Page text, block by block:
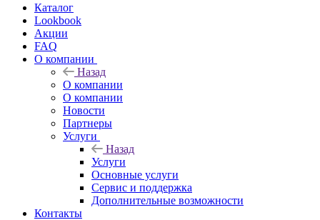
Каталог
Lookbook
Акции
FAQ
О компании
Назад
О компании
О компании
Новости
Партнеры
Услуги
Назад
Услуги
Основные услуги
Сервис и поддержка
Дополнительные возможности
Контакты